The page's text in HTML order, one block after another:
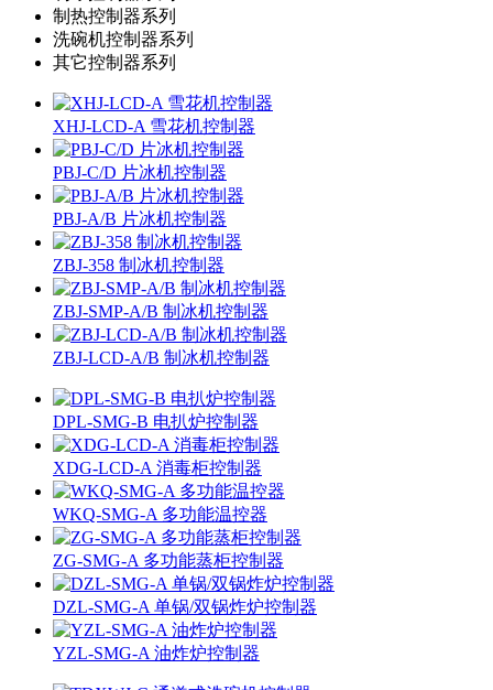
制热控制器系列
洗碗机控制器系列
其它控制器系列
XHJ-LCD-A 雪花机控制器
PBJ-C/D 片冰机控制器
PBJ-A/B 片冰机控制器
ZBJ-358 制冰机控制器
ZBJ-SMP-A/B 制冰机控制器
ZBJ-LCD-A/B 制冰机控制器
DPL-SMG-B 电扒炉控制器
XDG-LCD-A 消毒柜控制器
WKQ-SMG-A 多功能温控器
ZG-SMG-A 多功能蒸柜控制器
DZL-SMG-A 单锅/双锅炸炉控制器
YZL-SMG-A 油炸炉控制器